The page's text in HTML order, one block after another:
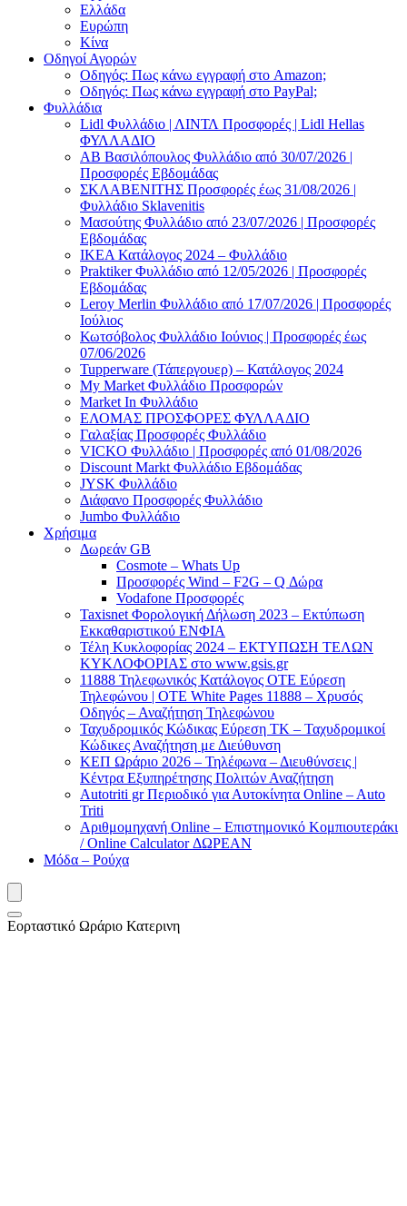
Ελλάδα
Ευρώπη
Κίνα
Οδηγοί Αγορών
Οδηγός: Πως κάνω εγγραφή στο Amazon;
Οδηγός: Πως κάνω εγγραφή στο PayPal;
Φυλλάδια
Lidl Φυλλάδιο | ΛΙΝΤΛ Προσφορές | Lidl Hellas
ΦΥΛΛΑΔΙΟ
AB Βασιλόπουλος Φυλλάδιο από 30/07/2026 |
Προσφορές Εβδομάδας
ΣΚΛΑΒΕΝΙΤΗΣ Προσφορές έως 31/08/2026 |
Φυλλάδιο Sklavenitis
Μασούτης Φυλλάδιο από 23/07/2026 | Προσφορές
Εβδομάδας
ΙΚΕΑ Κατάλογος 2024 – Φυλλάδιο
Praktiker Φυλλάδιο από 12/05/2026 | Προσφορές
Εβδομάδας
Leroy Merlin Φυλλάδιο από 17/07/2026 | Προσφορές
Ιούλιος
Κωτσόβολος Φυλλάδιο Ιούνιος | Προσφορές έως
07/06/2026
Tupperware (Τάπεργουερ) – Κατάλογος 2024
My Market Φυλλάδιο Προσφορών
Market In Φυλλάδιο
ΕΛΟΜΑΣ ΠΡΟΣΦΟΡΕΣ ΦΥΛΛΑΔΙΟ
Γαλαξίας Προσφορές Φυλλάδιο
VICKO Φυλλάδιο | Προσφορές από 01/08/2026
Discount Markt Φυλλάδιο Εβδομάδας
JYSK Φυλλάδιο
Διάφανο Προσφορές Φυλλάδιο
Jumbo Φυλλάδιο
Χρήσιμα
Δωρεάν GB
Cosmote – Whats Up
Προσφορές Wind – F2G – Q Δώρα
Vodafone Προσφορές
Taxisnet Φορολογική Δήλωση 2023 – Εκτύπωση
Εκκαθαριστικού EΝΦΙΑ
Τέλη Kυκλοφορίας 2024 – ΕΚΤΥΠΩΣΗ ΤΕΛΩΝ
ΚΥΚΛΟΦΟΡΙΑΣ στο www.gsis.gr
11888 Τηλεφωνικός Κατάλογος ΟΤΕ Εύρεση
Τηλεφώνου | OTE White Pages 11888 – Χρυσός
Οδηγός – Αναζήτηση Τηλεφώνου
Ταχυδρομικός Κώδικας Εύρεση ΤΚ – Ταχυδρομικοί
Κώδικες Αναζήτηση με Διεύθυνση
ΚΕΠ Ωράριο 2026 – Τηλέφωνα – Διευθύνσεις |
Κέντρα Εξυπηρέτησης Πολιτών Αναζήτηση
Autotriti gr Περιοδικό για Αυτοκίνητα Online – Auto
Triti
Αριθμομηχανή Online – Επιστημονικό Κομπιουτεράκι
/ Online Calculator ΔΩΡΕΑΝ
Μόδα – Ρούχα
Εορταστικό Ωράριο Κατερινη